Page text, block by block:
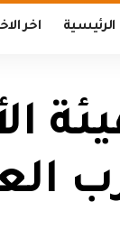
الرئيسية اخر